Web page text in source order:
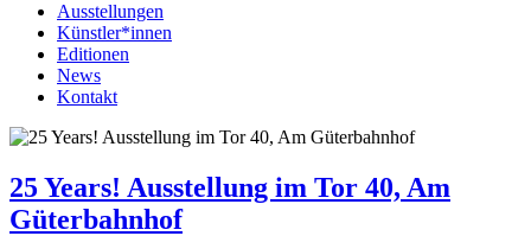
Ausstellungen
Künstler*innen
Editionen
News
Kontakt
25 Years! Ausstellung im Tor 40, Am
Güterbahnhof